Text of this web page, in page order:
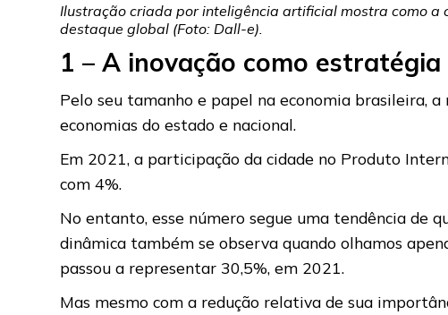
Ilustração criada por inteligência artificial mostra como a
destaque global (Foto: Dall-e).
1 –A inovação como estratégia
Pelo seu tamanho e papel na economia brasileira,
economias do estado e nacional.
Em 2021, a participação da cidade no Produto
com 4%.
No entanto, esse número segue uma tendência de
dinâmica também se observa quando olhamos
passou a representar 30,5%, em 2021.
Mas mesmo com a redução relativa de sua